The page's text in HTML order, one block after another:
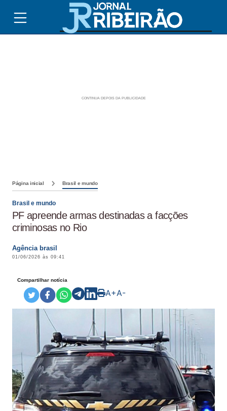
Página inicial Brasil e mundo
Brasil e mundo
PF apreende armas destinadas a facções
criminosas no Rio
Agência brasil
01/06/2026 às 09:41
Compartilhar notícia
A+A-